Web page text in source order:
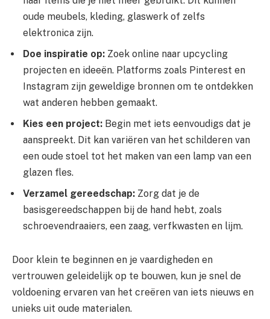
oude meubels, kleding, glaswerk of zelfs
elektronica zijn.
Doe inspiratie op: Zoek online naar upcycling
projecten en ideeën. Platforms zoals Pinterest en
Instagram zijn geweldige bronnen om te ontdekken
wat anderen hebben gemaakt.
Kies een project: Begin met iets eenvoudigs dat je
aanspreekt. Dit kan variëren van het schilderen van
een oude stoel tot het maken van een lamp van een
glazen fles.
Verzamel gereedschap: Zorg dat je de
basisgereedschappen bij de hand hebt, zoals
schroevendraaiers, een zaag, verfkwasten en lijm.
Door klein te beginnen en je vaardigheden en
vertrouwen geleidelijk op te bouwen, kun je snel de
voldoening ervaren van het creëren van iets nieuws en
unieks uit oude materialen.